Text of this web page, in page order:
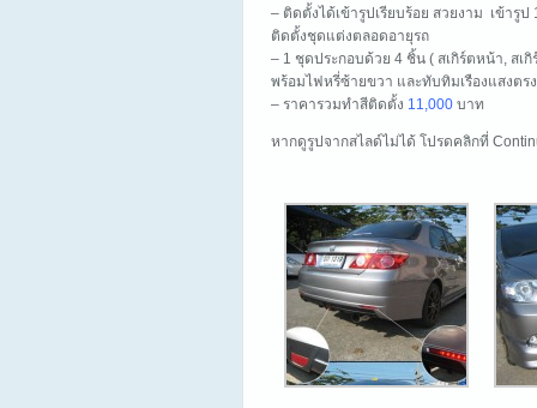
– ติดตั้งได้เข้ารูปเรียบร้อย สวยงาม เข้ารู
ติดตั้งชุดแต่งตลอดอายุรถ
– 1 ชุดประกอบด้วย 4 ชิ้น ( สเกิร์ตหน้า, สเกิ
พร้อมไฟหรี่ซ้ายขวา และทับทิมเรืองแสงตร
– ราคารวมทำสีติดตั้ง 11,000 บาท
หากดูรูปจากสไลด์ไม่ได้ โปรดคลิกที่